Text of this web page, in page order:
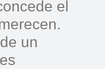
el
un